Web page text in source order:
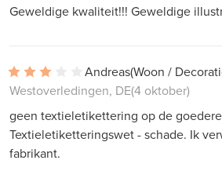
Geweldige kwaliteit!!! Geweldige
Andreas(Woon /
Westoverledingen, DE(4 oktober)
geen textieletikettering op de
Textieletiketteringswet - schade. Ik
fabrikant.